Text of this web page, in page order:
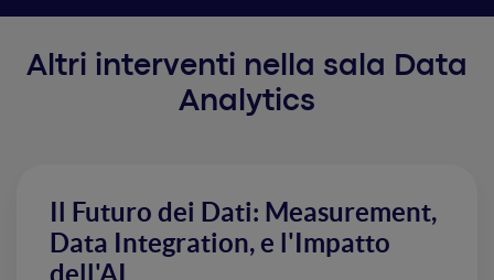
Altri interventi nella sala Data
Analytics
Il Futuro dei Dati: Measurement,
Data Integration, e l'Impatto
dell'AI